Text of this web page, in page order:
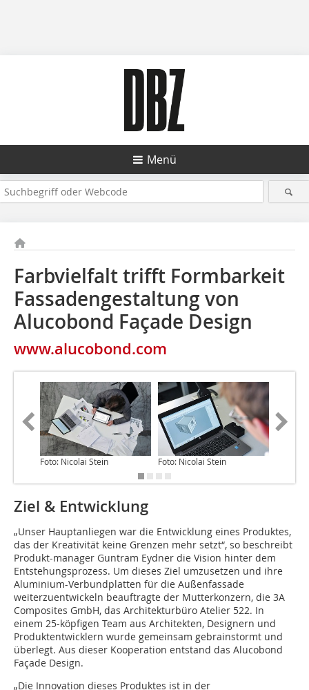
Menü
Farbvielfalt trifft Formbarkeit
Fassadengestaltung von
Alucobond Façade Design
www.alucobond.com
Foto: Nicolai Stein Foto: Nicolai Stein
Ziel & Entwicklung
„Unser Hauptanliegen war die Entwicklung eines Produktes,
das der Kreativität keine Grenzen mehr setzt“, so beschreibt
Produkt-manager Guntram Eydner die Vision hinter dem
Entstehungsprozess. Um dieses Ziel umzusetzen und ihre
Aluminium-Verbundplatten für die Außenfassade
weiterzuentwickeln beauftragte der Mutterkonzern, die 3A
Composites GmbH, das Architekturbüro Atelier 522. In
einem 25-köpfigen Team aus Architekten, Designern und
Produktentwicklern wurde gemeinsam gebrainstormt und
überlegt. Aus dieser Kooperation entstand das Alucobond
Façade Design.
„Die Innovation dieses Produktes ist in der